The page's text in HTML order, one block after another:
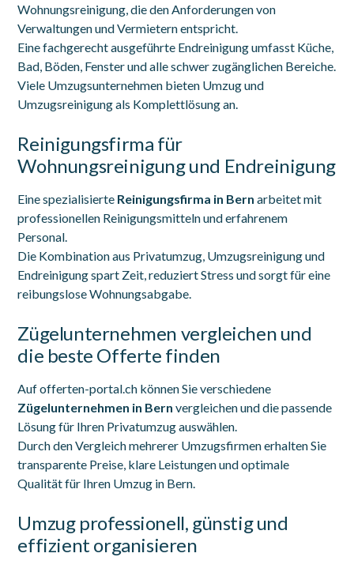
Wohnungsreinigung, die den Anforderungen von
Verwaltungen und Vermietern entspricht.
Eine fachgerecht ausgeführte Endreinigung umfasst Küche,
Bad, Böden, Fenster und alle schwer zugänglichen Bereiche.
Viele Umzugsunternehmen bieten Umzug und
Umzugsreinigung als Komplettlösung an.
Reinigungsfirma für
Wohnungsreinigung und Endreinigung
Eine spezialisierte Reinigungsfirma in Bern arbeitet mit
professionellen Reinigungsmitteln und erfahrenem
Personal.
Die Kombination aus Privatumzug, Umzugsreinigung und
Endreinigung spart Zeit, reduziert Stress und sorgt für eine
reibungslose Wohnungsabgabe.
Zügelunternehmen vergleichen und
die beste Offerte finden
Auf offerten-portal.ch können Sie verschiedene
Zügelunternehmen in Bern vergleichen und die passende
Lösung für Ihren Privatumzug auswählen.
Durch den Vergleich mehrerer Umzugsfirmen erhalten Sie
transparente Preise, klare Leistungen und optimale
Qualität für Ihren Umzug in Bern.
Umzug professionell, günstig und
effizient organisieren